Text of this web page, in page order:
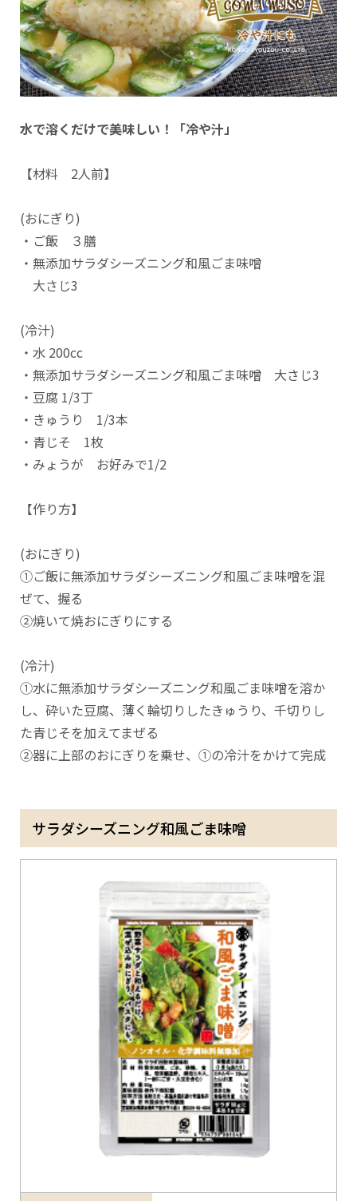
水で溶くだけで美味しい！「冷や汁」
【材料 2人前】
(おにぎり)
・ご飯 ３膳
・無添加サラダシーズニング和風ごま味噌
大さじ3
(冷汁)
・水 200cc
・無添加サラダシーズニング和風ごま味噌 大さじ3
・豆腐 1/3丁
・きゅうり 1/3本
・青じそ 1枚
・みょうが お好みで1/2
【作り方】
(おにぎり)
①ご飯に無添加サラダシーズニング和風ごま味噌を混
ぜて、握る
②焼いて焼おにぎりにする
(冷汁)
①水に無添加サラダシーズニング和風ごま味噌を溶か
し、砕いた豆腐、薄く輪切りしたきゅうり、千切りし
た青じそを加えてまぜる
②器に上部のおにぎりを乗せ、①の冷汁をかけて完成
サラダシーズニング和風ごま味噌